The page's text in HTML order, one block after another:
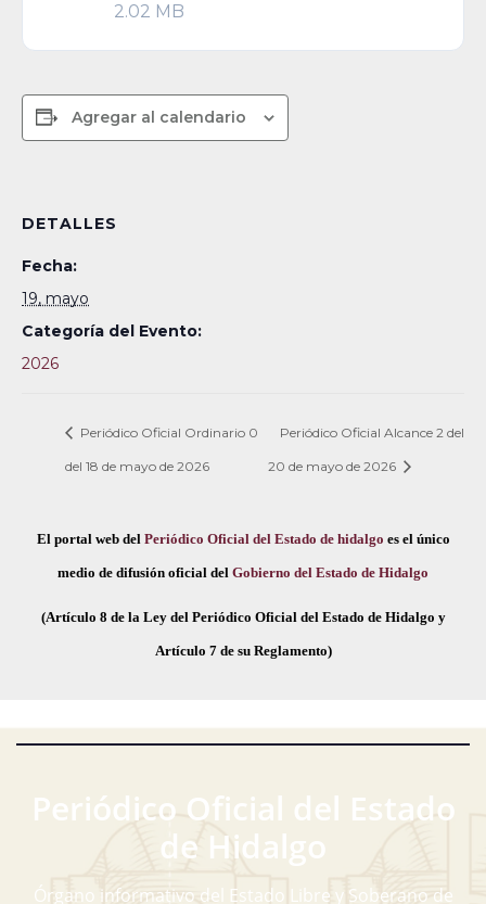
2.02 MB
Agregar al calendario
DETALLES
Fecha:
19, mayo
Categoría del Evento:
2026
Periódico Oficial Ordinario 0
del 18 de mayo de 2026
Periódico Oficial Alcance 2 del
20 de mayo de 2026
El portal web del Periódico Oficial del Estado de hidalgo es el único
medio de difusión oficial del Gobierno del Estado de Hidalgo
(Artículo 8 de la Ley del Periódico Oficial del Estado de Hidalgo y
Artículo 7 de su Reglamento)
Periódico Oficial del Estado
de Hidalgo
Órgano informativo del Estado Libre y Soberano de